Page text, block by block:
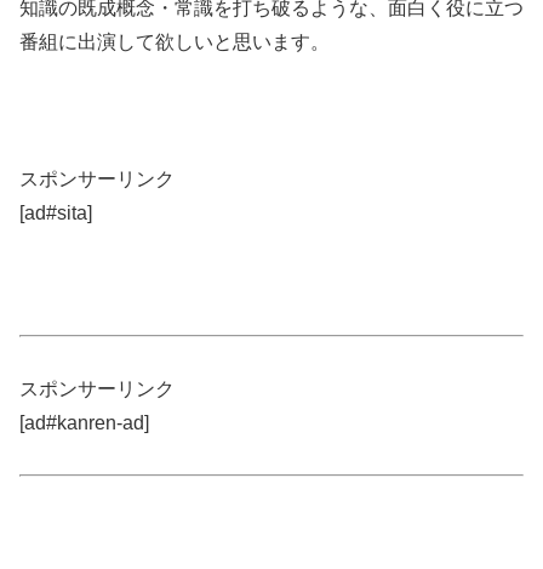
知識の既成概念・常識を打ち破るような、面白く役に立つ
番組に出演して欲しいと思います。
スポンサーリンク
[ad#sita]
スポンサーリンク
[ad#kanren-ad]